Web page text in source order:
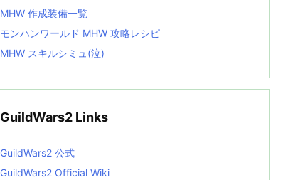
MHW 作成装備一覧
モンハンワールド MHW 攻略レシピ
MHW スキルシミュ(泣)
GuildWars2 Links
GuildWars2 公式
GuildWars2 Official Wiki